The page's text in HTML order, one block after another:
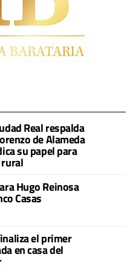
Real respalda
de Alameda
su papel para
Hugo Reinosa
Casas
el primer
en casa del